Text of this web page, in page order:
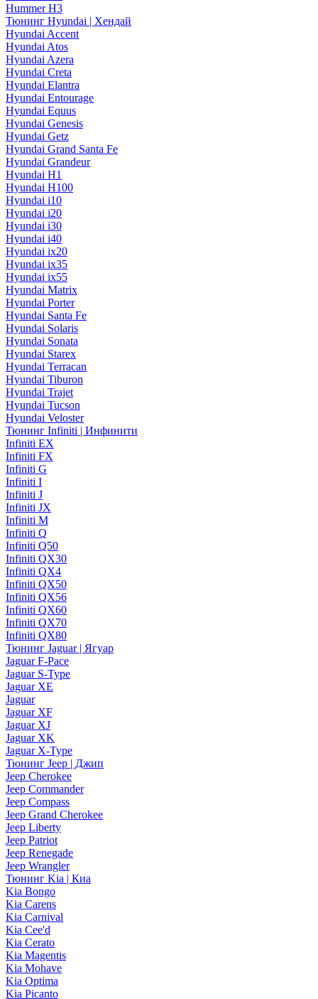
Hummer H3
Тюнинг Hyundai | Хендай
Hyundai Accent
Hyundai Atos
Hyundai Azera
Hyundai Creta
Hyundai Elantra
Hyundai Entourage
Hyundai Equus
Hyundai Genesis
Hyundai Getz
Hyundai Grand Santa Fe
Hyundai Grandeur
Hyundai H1
Hyundai H100
Hyundai i10
Hyundai i20
Hyundai i30
Hyundai i40
Hyundai ix20
Hyundai ix35
Hyundai ix55
Hyundai Matrix
Hyundai Porter
Hyundai Santa Fe
Hyundai Solaris
Hyundai Sonata
Hyundai Starex
Hyundai Terracan
Hyundai Tiburon
Hyundai Trajet
Hyundai Tucson
Hyundai Veloster
Тюнинг Infiniti | Инфинити
Infiniti EX
Infiniti FX
Infiniti G
Infiniti I
Infiniti J
Infiniti JX
Infiniti M
Infiniti Q
Infiniti Q50
Infiniti QX30
Infiniti QX4
Infiniti QX50
Infiniti QX56
Infiniti QX60
Infiniti QX70
Infiniti QX80
Тюнинг Jaguar | Ягуар
Jaguar F-Pace
Jaguar S-Type
Jaguar XE
Jaguar
Jaguar XF
Jaguar XJ
Jaguar XK
Jaguar X-Type
Тюнинг Jeep | Джип
Jeep Cherokee
Jeep Commander
Jeep Compass
Jeep Grand Cherokee
Jeep Liberty
Jeep Patriot
Jeep Renegade
Jeep Wrangler
Тюнинг Kia | Киа
Kia Bongo
Kia Carens
Kia Carnival
Kia Cee'd
Kia Cerato
Kia Magentis
Kia Mohave
Kia Optima
Kia Picanto